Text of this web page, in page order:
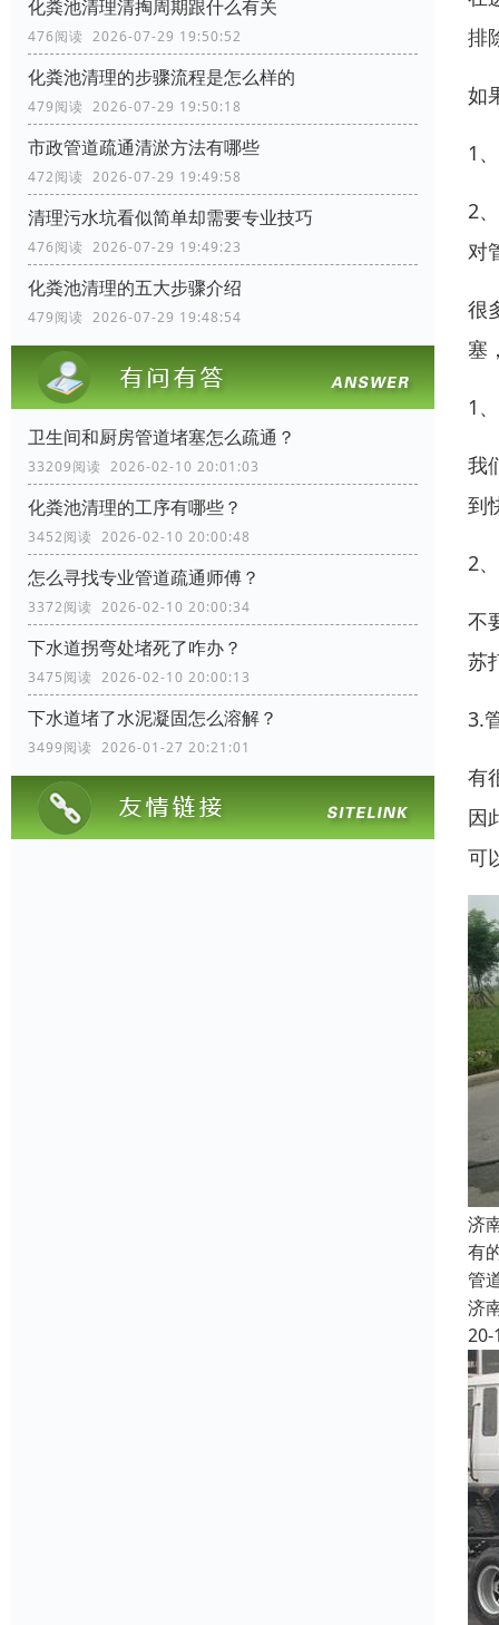
化粪池清理清掏周期跟什么有关
476阅读 2026-07-29 19:50:52
化粪池清理的步骤流程是怎么样的
479阅读 2026-07-29 19:50:18
市政管道疏通清淤方法有哪些
472阅读 2026-07-29 19:49:58
清理污水坑看似简单却需要专业技巧
476阅读 2026-07-29 19:49:23
化粪池清理的五大步骤介绍
479阅读 2026-07-29 19:48:54
卫生间和厨房管道堵塞怎么疏通？
33209阅读 2026-02-10 20:01:03
化粪池清理的工序有哪些？
3452阅读 2026-02-10 20:00:48
怎么寻找专业管道疏通师傅？
3372阅读 2026-02-10 20:00:34
下水道拐弯处堵死了咋办？
3475阅读 2026-02-10 20:00:13
下水道堵了水泥凝固怎么溶解？
3499阅读 2026-01-27 20:21:01
排
如
1
2
对
很
塞
1
我
到
2
不
苏
3.
有
因
可
济
有
管
济
20-